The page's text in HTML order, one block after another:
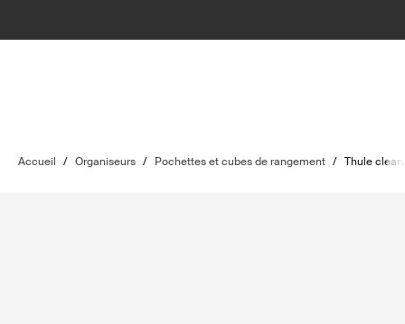
Accueil / Organiseurs / Pochettes et cubes de rangement / Thule